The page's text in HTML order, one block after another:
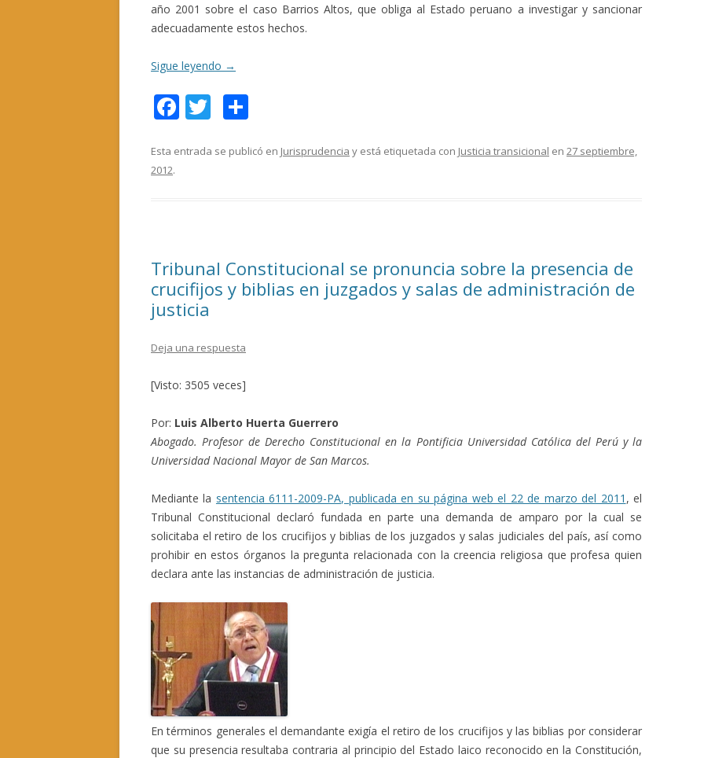
año 2001 sobre el caso Barrios Altos, que obliga al Estado peruano a investigar y sancionar
adecuadamente estos hechos.
Sigue leyendo →
F
e
k
T
itt m
r
Esta entrada se publicó en Jurisprudencia y está etiquetada con Justicia transicional en 27 septiembre,
2012.
Tribunal Constitucional se pronuncia sobre la presencia de
crucifijos y biblias en juzgados y salas de administración de
justicia
Deja una respuesta
[Visto: 3505 veces]
Por: Luis Alberto Huerta Guerrero
Abogado. Profesor de Derecho Constitucional en la Pontificia Universidad Católica del Perú y la
Universidad Nacional Mayor de San Marcos.
Mediante la sentencia 6111-2009-PA, publicada en su página web el 22 de marzo del 2011 , el
Tribunal Constitucional declaró fundada en parte una demanda de amparo por la cual se
solicitaba el retiro de los crucifijos y biblias de los juzgados y salas judiciales del país, así como
prohibir en estos órganos la pregunta relacionada con la creencia religiosa que profesa quien
declara ante las instancias de administración de justicia.
En términos generales el demandante exigía el retiro de los crucifijos y las biblias por considerar
que su presencia resultaba contraria al principio del Estado laico reconocido en la Constitución,